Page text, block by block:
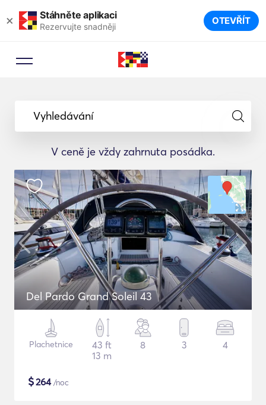
× Stáhněte aplikaci
Rezervujte snadněji OTEVŘÍT
Vyhledávání
V ceně je vždy zahrnuta posádka.
Del Pardo Grand Soleil 43
Plachetnice
43 ft
13 m
8 3 4
$264/noc